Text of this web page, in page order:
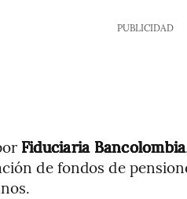
PUBLICIDAD
Fiduciaria Bancolombia
de fondos de